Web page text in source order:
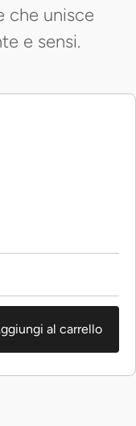
che unisce
e sensi.
al carrello